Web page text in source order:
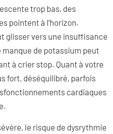
trop bas, des
pointent à l’horizon.
glisser vers une insuffisance
de potassium peut
à crier stop. Quant à votre
fort, déséquilibré, parfois
cardiaques
le risque de dysrythmie